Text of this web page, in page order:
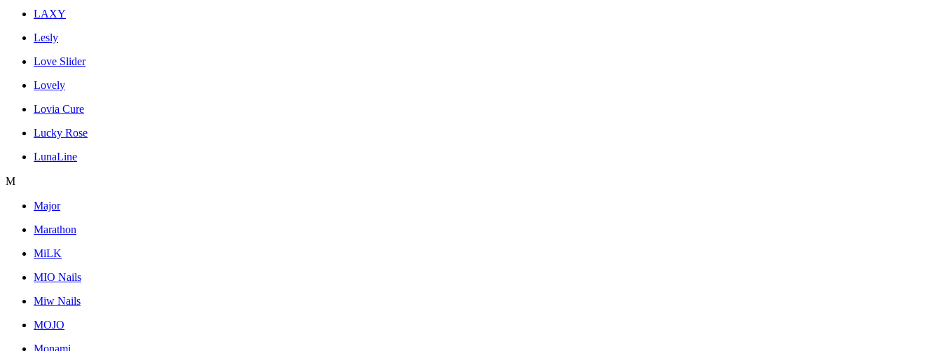
LAXY
Lesly
Love Slider
Lovely
Lovia Cure
Lucky Rose
LunaLine
M
Major
Marathon
MiLK
MIO Nails
Miw Nails
MOJO
Monami